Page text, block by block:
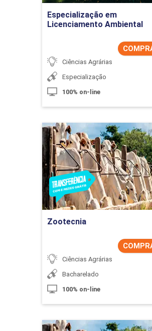
Especialização em
Licenciamento Ambiental
Ciências Agrárias
Especialização
100% on-line
Zootecnia
Ciências Agrárias
Bacharelado
100% on-line
Detalhes do curso
Comprar